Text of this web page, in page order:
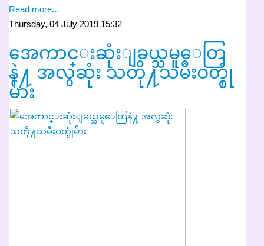
Read more...
Thursday, 04 July 2019 15:32
အေကာင္းဆုံးျခယ္သမူေတြ
နဲ႔ အလွဆုံး သတို႔သမီးဝတ္စုံ
မ်ား